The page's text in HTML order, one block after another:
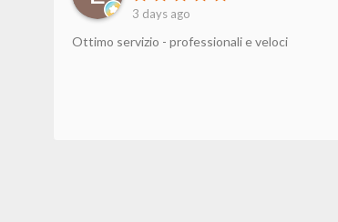
3 days ago
Ottimo servizio - professionali e veloci